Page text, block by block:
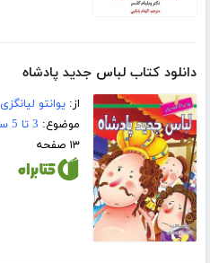
دانلود کتاب لباس جدید پادشاه
از:یوانتو لیانگزی
موضوع: 3 تا 5 سال
۱۳ صفحه